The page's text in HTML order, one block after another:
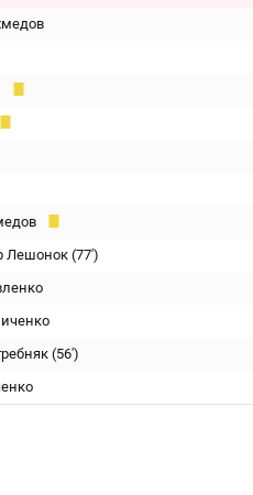
Лешонок (77')
(56')